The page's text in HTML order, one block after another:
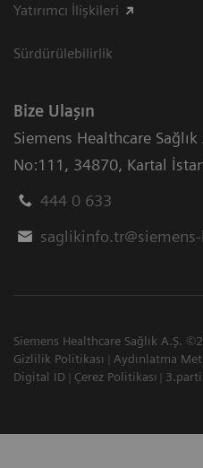
Yatırımcı İlişkileri
Sürdürülebilirlik
Bize Ulaşın
Siemens Healthcare Sağlık
No:111 , 34870, Kartal
444 0 633
Siemens Healthcare Sağlık A.Ş.
Gizlilik Politikası
Aydınlatma
Digital ID
Çerez Politikası 3.parti